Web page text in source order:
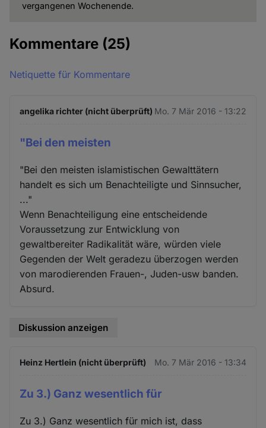
vergangenen Wochenende.
Kommentare (25)
Netiquette für Kommentare
angelika richter (nicht überprüft) Mo. 7 Mär 2016 - 13:22
"Bei den meisten
"Bei den meisten islamistischen Gewalttätern
handelt es sich um Benachteiligte und Sinnsucher,
..."
Wenn Benachteiligung eine entscheidende
Voraussetzung zur Entwicklung von
gewaltbereiter Radikalität wäre, würden viele
Gegenden der Welt geradezu überzogen werden
von marodierenden Frauen-, Juden-usw banden.
Absurd.
Diskussion anzeigen
Heinz Hertlein (nicht überprüft) Mo. 7 Mär 2016 - 13:34
Zu 3.) Ganz wesentlich für
Zu 3.) Ganz wesentlich für mich ist, dass